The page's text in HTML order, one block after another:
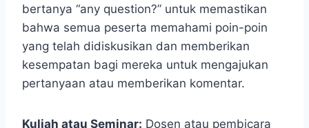
bertanya “any question?” untuk memastikan
bahwa semua peserta memahami poin-poin
yang telah didiskusikan dan memberikan
kesempatan bagi mereka untuk mengajukan
pertanyaan atau memberikan komentar.
Kuliah atau Seminar: Dosen atau pembicara